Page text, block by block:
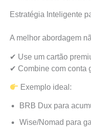
Estratégia Inteligente
A melhor abordagem
✔ Use um cartão
✔ Combine com conta
Exemplo ideal:
BRB Dux para
Wise/Nomad para